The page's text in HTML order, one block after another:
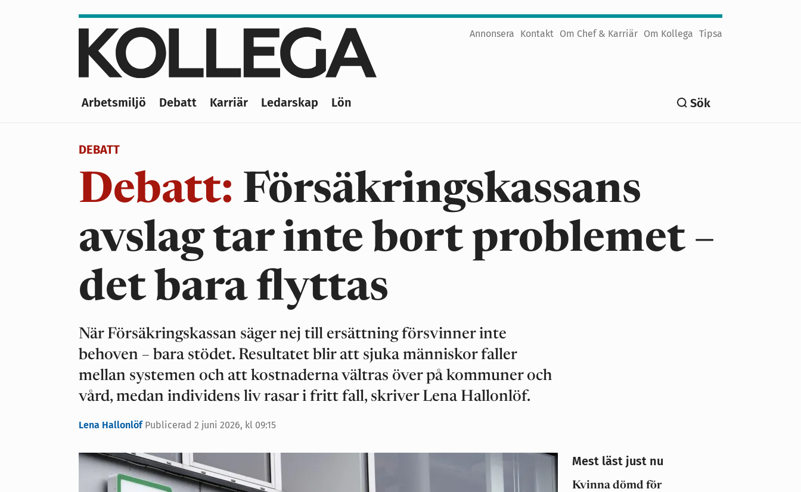
Annonsera Kontakt Om Chef & Karriär Om Kollega Tipsa
Arbetsmiljö Debatt Karriär Ledarskap Lön Sök
DEBATT
Debatt: Försäkringskassans
avslag tar inte bort problemet –
det bara flyttas
När Försäkringskassan säger nej till ersättning försvinner inte
behoven – bara stödet. Resultatet blir att sjuka människor faller
mellan systemen och att kostnaderna vältras över på kommuner och
vård, medan individens liv rasar i fritt fall, skriver Lena Hallonlöf.
Lena Hallonlöf Publicerad 2 juni 2026, kl 09:15
Mest läst just nu
Kvinna dömd för